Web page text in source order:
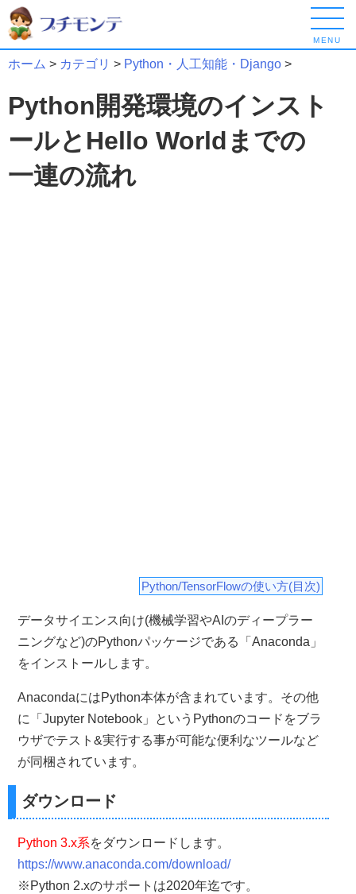
MENU
ホーム > カテゴリ > Python・人工知能・Django >
Python開発環境のインスト
ールとHello Worldまでの
一連の流れ
Python/TensorFlowの使い方(目次)
データサイエンス向け(機械学習やAIのディープラー
ニングなど)のPythonパッケージである「Anaconda」
をインストールします。
AnacondaにはPython本体が含まれています。その他
に「Jupyter Notebook」というPythonのコードをブラ
ウザでテスト&実行する事が可能な便利なツールなど
が同梱されています。
ダウンロード
Python 3.x系をダウンロードします。
https://www.anaconda.com/download/
※Python 2.xのサポートは2020年迄です。